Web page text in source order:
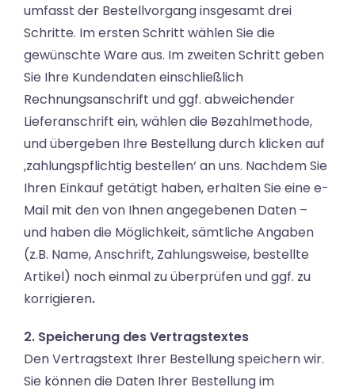
umfasst der Bestellvorgang insgesamt drei
Schritte. Im ersten Schritt wählen Sie die
gewünschte Ware aus. Im zweiten Schritt geben
Sie Ihre Kundendaten einschließlich
Rechnungsanschrift und ggf. abweichender
Lieferanschrift ein, wählen die Bezahlmethode,
und übergeben Ihre Bestellung durch klicken auf
‚zahlungspflichtig bestellen‘ an uns. Nachdem Sie
Ihren Einkauf getätigt haben, erhalten Sie eine e-
Mail mit den von Ihnen angegebenen Daten –
und haben die Möglichkeit, sämtliche Angaben
(z.B. Name, Anschrift, Zahlungsweise, bestellte
Artikel) noch einmal zu überprüfen und ggf. zu
korrigieren.
2. Speicherung des Vertragstextes
Den Vertragstext Ihrer Bestellung speichern wir.
Sie können die Daten Ihrer Bestellung im